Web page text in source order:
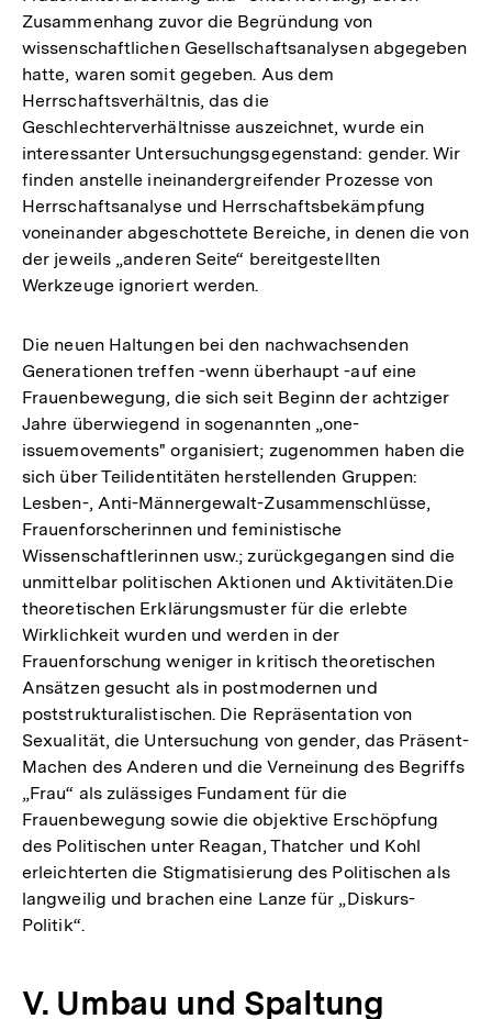
Zusammenhang zuvor die Begründung von
wissenschaftlichen Gesellschaftsanalysen abgegeben
hatte, waren somit gegeben. Aus dem
Herrschaftsverhältnis, das die
Geschlechterverhältnisse auszeichnet, wurde ein
interessanter Untersuchungsgegenstand: gender. Wir
finden anstelle ineinandergreifender Prozesse von
Herrschaftsanalyse und Herrschaftsbekämpfung
voneinander abgeschottete Bereiche, in denen die von
der jeweils „anderen Seite“ bereitgestellten
Werkzeuge ignoriert werden.
Die neuen Haltungen bei den nachwachsenden
Generationen treffen -wenn überhaupt -auf eine
Frauenbewegung, die sich seit Beginn der achtziger
Jahre überwiegend in sogenannten „one-
issuemovements" organisiert; zugenommen haben die
sich über Teilidentitäten herstellenden Gruppen:
Lesben-, Anti-Männergewalt-Zusammenschlüsse,
Frauenforscherinnen und feministische
Wissenschaftlerinnen usw.; zurückgegangen sind die
unmittelbar politischen Aktionen und Aktivitäten.Die
theoretischen Erklärungsmuster für die erlebte
Wirklichkeit wurden und werden in der
Frauenforschung weniger in kritisch theoretischen
Ansätzen gesucht als in postmodernen und
poststrukturalistischen. Die Repräsentation von
Sexualität, die Untersuchung von gender, das Präsent-
Machen des Anderen und die Verneinung des Begriffs
„Frau“ als zulässiges Fundament für die
Frauenbewegung sowie die objektive Erschöpfung
des Politischen unter Reagan, Thatcher und Kohl
erleichterten die Stigmatisierung des Politischen als
langweilig und brachen eine Lanze für „Diskurs-
Politik“.
V. Umbau und Spaltung